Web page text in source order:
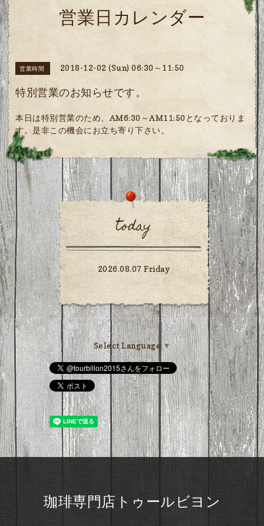
営業日カレンダー
営業時間 2018-12-02 (Sun) 06:30～11:50
特別営業のお知らせです。
本日は特別営業のため、AM6:30～AM11:50となっておりま
す。是非この機会にお立ち寄り下さい。
today
2026.08.07 Friday
Select Language ▼
珈琲専門店トゥールビヨン